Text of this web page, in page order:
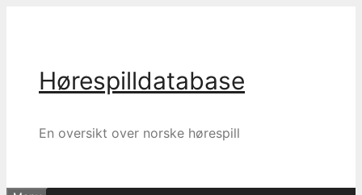
Hørespilldatabase
En oversikt over norske hørespill